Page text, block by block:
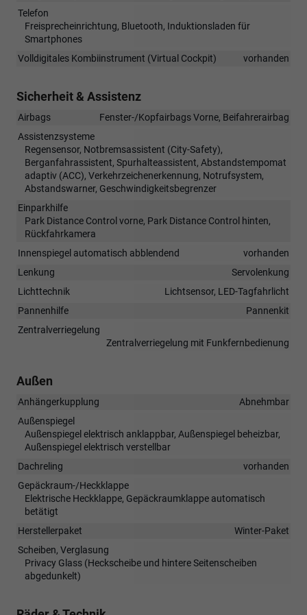
Telefon
Freisprecheinrichtung, Bluetooth, Induktionsladen für
Smartphones
Volldigitales Kombiinstrument (Virtual Cockpit)
vorhanden
Sicherheit & Assistenz
Airbags
Fenster-/Kopfairbags Vorne, Beifahrerairbag
Assistenzsysteme
Regensensor, Notbremsassistent (City-Safety),
Berganfahrassistent, Spurhalteassistent, Abstandstempomat
adaptiv (ACC), Verkehrzeichenerkennung, Notrufsystem,
Abstandswarner, Geschwindigkeitsbegrenzer
Einparkhilfe
Park Distance Control vorne, Park Distance Control hinten,
Rückfahrkamera
Innenspiegel automatisch abblendend
vorhanden
Lenkung
Servolenkung
Lichttechnik
Lichtsensor, LED-Tagfahrlicht
Pannenhilfe
Pannenkit
Zentralverriegelung
Zentralverriegelung mit Funkfernbedienung
Außen
Anhängerkupplung
Abnehmbar
Außenspiegel
Außenspiegel elektrisch anklappbar, Außenspiegel beheizbar,
Außenspiegel elektrisch verstellbar
Dachreling
vorhanden
Gepäckraum-/Heckklappe
Elektrische Heckklappe, Gepäckraumklappe automatisch
betätigt
Herstellerpaket
Winter-Paket
Scheiben, Verglasung
Privacy Glass (Heckscheibe und hintere Seitenscheiben
abgedunkelt)